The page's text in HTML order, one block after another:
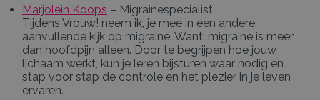
Marjolein Koops – Migrainespecialist
Tijdens Vrouw! neem ik, je mee in een andere,
aanvullende kijk op migraine. Want: migraine is meer
dan hoofdpijn alleen. Door te begrijpen hoe jouw
lichaam werkt, kun je leren bijsturen waar nodig en
stap voor stap de controle en het plezier in je leven
ervaren.